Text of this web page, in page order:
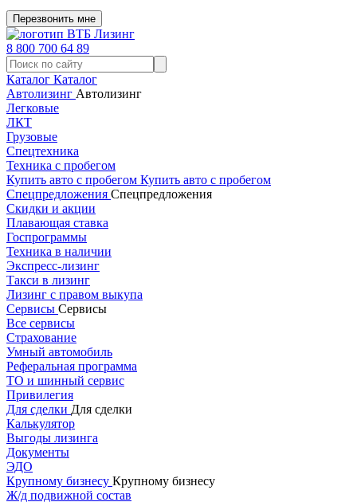
Перезвонить мне
8 800 700 64 89
Каталог Каталог
Автолизинг Автолизинг
Легковые
ЛКТ
Грузовые
Спецтехника
Техника с пробегом
Купить авто с пробегом Купить авто с пробегом
Спецпредложения Спецпредложения
Скидки и акции
Плавающая ставка
Госпрограммы
Техника в наличии
Экспресс-лизинг
Такси в лизинг
Лизинг с правом выкупа
Сервисы Сервисы
Все сервисы
Страхование
Умный автомобиль
Реферальная программа
ТО и шинный сервис
Привилегия
Для сделки Для сделки
Калькулятор
Выгоды лизинга
Документы
ЭДО
Крупному бизнесу Крупному бизнесу
Ж/д подвижной состав